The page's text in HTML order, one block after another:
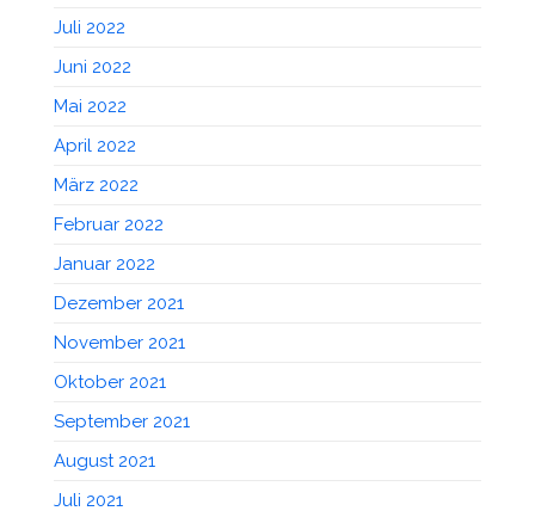
Juli 2022
Juni 2022
Mai 2022
April 2022
März 2022
Februar 2022
Januar 2022
Dezember 2021
November 2021
Oktober 2021
September 2021
August 2021
Juli 2021